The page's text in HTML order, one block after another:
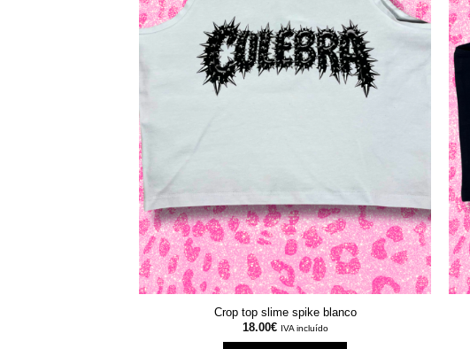
Crop top slime spike blanco
18.00€ IVA incluído